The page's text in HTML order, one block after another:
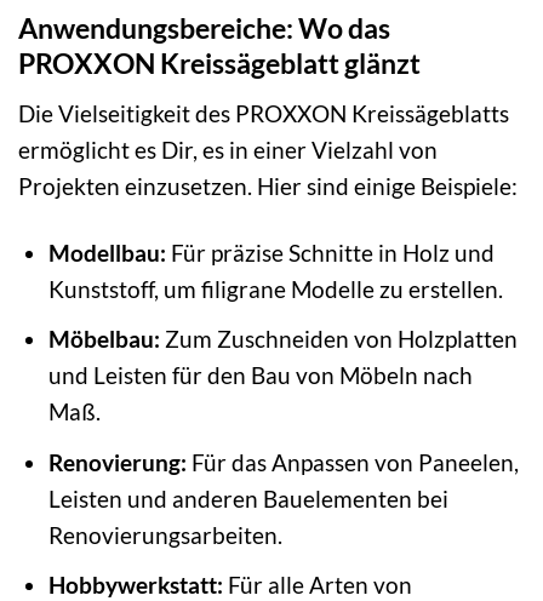
Anwendungsbereiche: Wo das
PROXXON Kreissägeblatt glänzt
Die Vielseitigkeit des PROXXON Kreissägeblatts
ermöglicht es Dir, es in einer Vielzahl von
Projekten einzusetzen. Hier sind einige Beispiele:
Modellbau: Für präzise Schnitte in Holz und
Kunststoff, um filigrane Modelle zu erstellen.
Möbelbau: Zum Zuschneiden von Holzplatten
und Leisten für den Bau von Möbeln nach
Maß.
Renovierung: Für das Anpassen von Paneelen,
Leisten und anderen Bauelementen bei
Renovierungsarbeiten.
Hobbywerkstatt: Für alle Arten von